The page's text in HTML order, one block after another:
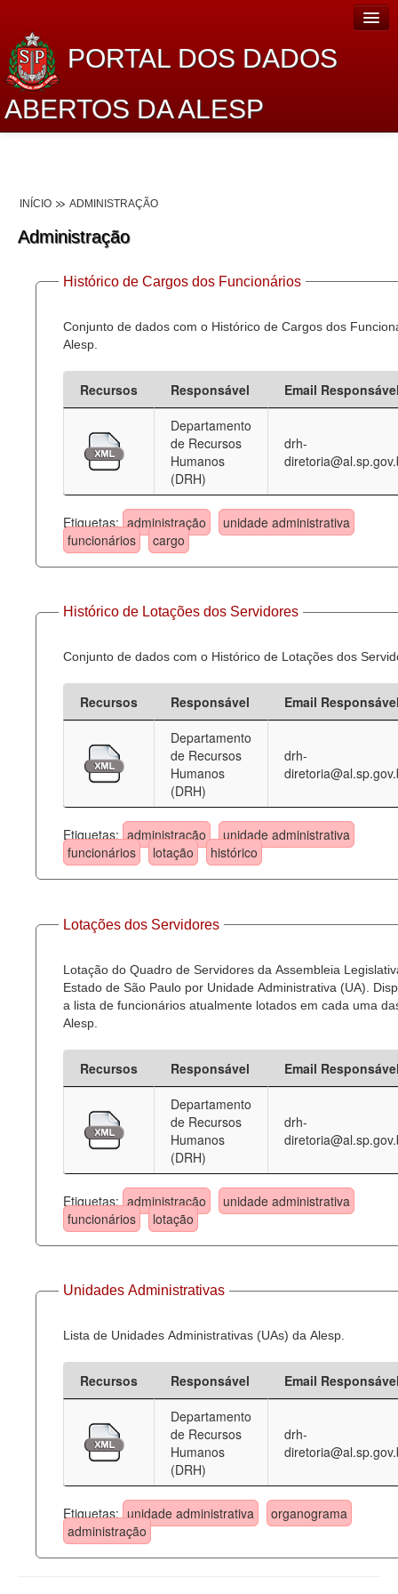
PORTAL DOS DADOS
ABERTOS DA ALESP
Dados Abertos Alesp
Lei de Acesso à Informação
Dados Governamentais Abertos
Planejamento
Catálogo de dados
Processo Legislativo
Administração
Legislação
Agenda
Perguntas frequentes
Contato
INÍCIO ADMINISTRAÇÃO
Administração
Histórico de Cargos dos Funcionários
Conjunto de dados com o Histórico de Cargos dos
Alesp.
Recursos Responsável
Email
Departamento
de Recursos
Humanos
(DRH)
drh-
Etiquetas: administração
unidade administrativa
funcionários
cargo
Histórico de Lotações dos Servidores
Conjunto de dados com o Histórico de Lotações dos
Recursos Responsável
Email
Departamento
de Recursos
Humanos
(DRH)
drh-
Etiquetas: administração
unidade administrativa
funcionários
lotação histórico
Lotações dos Servidores
Lotação do Quadro de Servidores da Assembleia
Estado de São Paulo por Unidade Administrativa (UA).
a lista de funcionários atualmente lotados em cada uma
Alesp.
Recursos Responsável
Email
Departamento
de Recursos
Humanos
(DRH)
drh-
Etiquetas: administração
unidade administrativa
funcionários
lotação
Unidades Administrativas
Lista de Unidades Administrativas (UAs) da Alesp.
Recursos Responsável
Email
Departamento
de Recursos
Humanos
(DRH)
drh-
Etiquetas: unidade administrativa
organograma
administração